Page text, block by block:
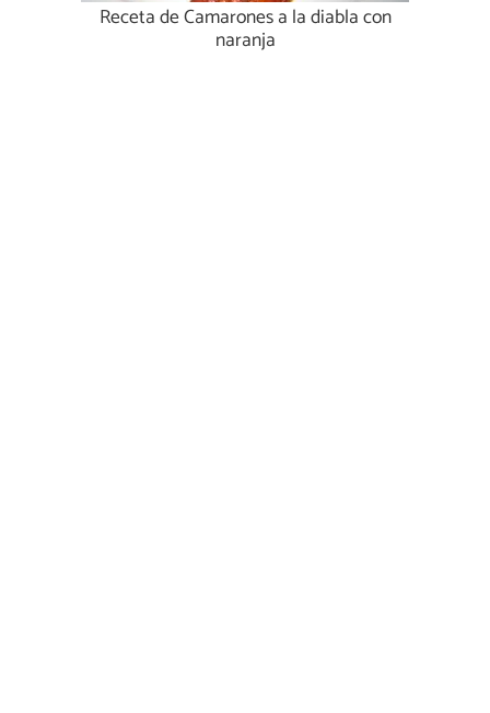
Receta de Camarones a la diabla con
naranja